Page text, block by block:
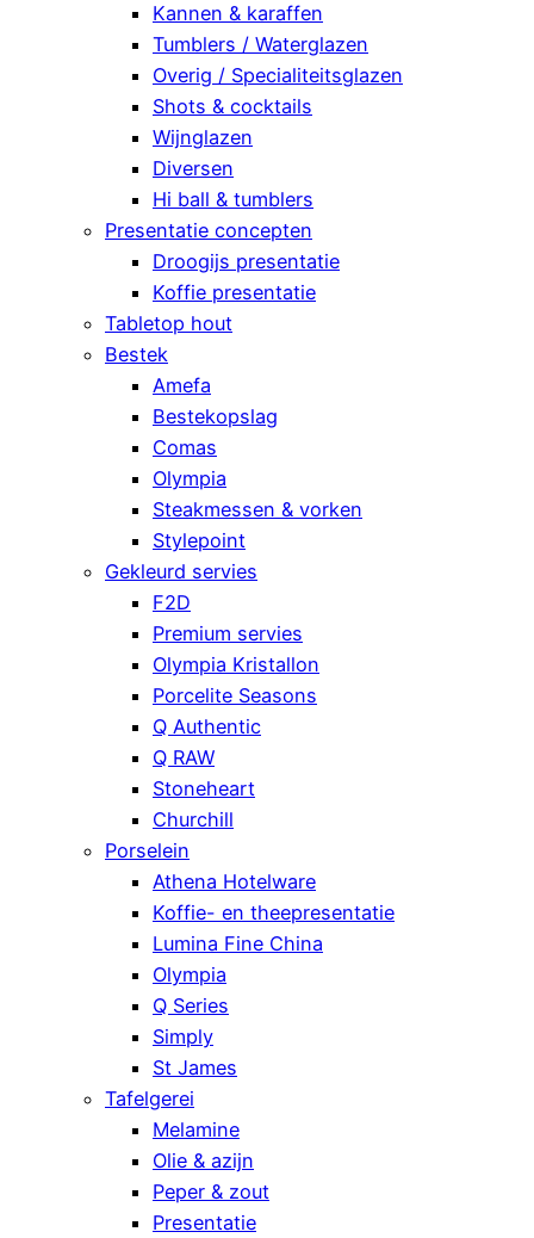
Kannen & karaffen
Tumblers / Waterglazen
Overig / Specialiteitsglazen
Shots & cocktails
Wijnglazen
Diversen
Hi ball & tumblers
Presentatie concepten
Droogijs presentatie
Koffie presentatie
Tabletop hout
Bestek
Amefa
Bestekopslag
Comas
Olympia
Steakmessen & vorken
Stylepoint
Gekleurd servies
F2D
Premium servies
Olympia Kristallon
Porcelite Seasons
Q Authentic
Q RAW
Stoneheart
Churchill
Porselein
Athena Hotelware
Koffie- en theepresentatie
Lumina Fine China
Olympia
Q Series
Simply
St James
Tafelgerei
Melamine
Olie & azijn
Peper & zout
Presentatie